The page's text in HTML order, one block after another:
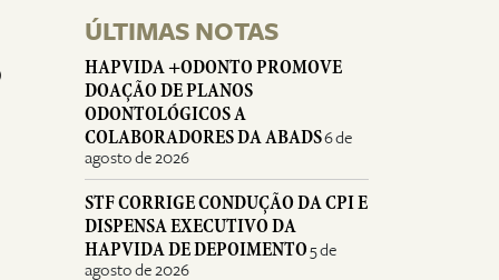
ÚLTIMAS NOTAS
HAPVIDA +ODONTO PROMOVE
DOAÇÃO DE PLANOS
ODONTOLÓGICOS A
COLABORADORES DA ABADS6 de
agosto de 2026
STF CORRIGE CONDUÇÃO DA CPI E
DISPENSA EXECUTIVO DA
HAPVIDA DE DEPOIMENTO5 de
agosto de 2026